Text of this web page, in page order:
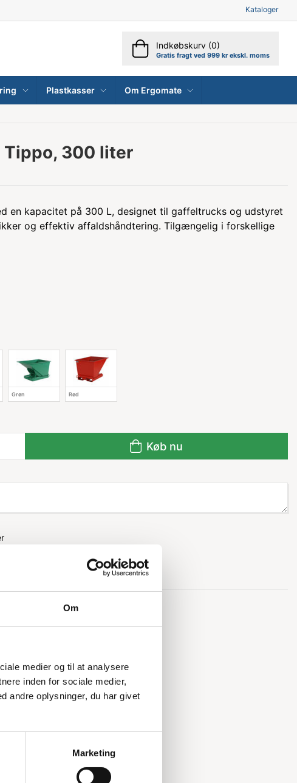
Om
medier og til at analysere
inden for sociale medier,
andre oplysninger, du har givet
Marketing
Kataloger
Indkøbskurv (0)
Gratis fragt ved 999 kr ekskl. moms
Plastkasser Om Ergomate
300 liter
en kapacitet på 300 L, designet til gaffeltrucks og udstyret
og effektiv affaldshåndtering. Tilgængelig i forskellige
Grøn Rød
Køb nu
Relaterede varer